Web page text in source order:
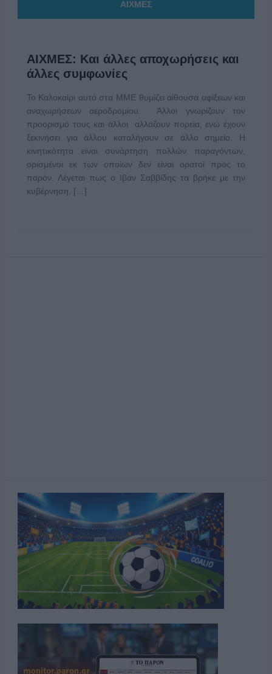
ΑΙΧΜΕΣ
ΑΙΧΜΕΣ: Και άλλες αποχωρήσεις και
άλλες συμφωνίες
Το Καλοκαίρι αυτό στα ΜΜΕ θυμίζει αίθουσα αφίξεων και
αναχωρήσεων αεροδρομίου. Άλλοι γνωρίζουν τον
προορισμό τους και άλλοι αλλάζουν πορεία, ενώ έχουν
ξεκινήσει για άλλου καταλήγουν σε άλλο σημείο. Η
κινητικότητα είναι συνάρτηση πολλών παραγόντων,
ορισμένοι εκ των οποίων δεν είναι ορατοί προς το
παρόν. Λέγεται πως ο Ιβάν Σαββίδης τα βρήκε με την
κυβέρνηση, […]